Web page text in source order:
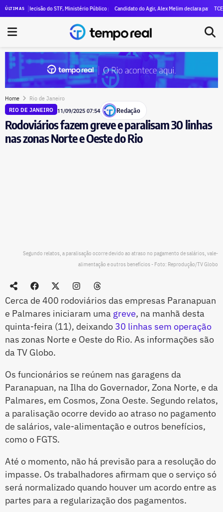
ÚLTIMAS
declara R$ 47 milhões em patrimônio
decisão do STF, Ministério Público pede execução da condenação e da inelegibilidade de
Candidato do Agir, Alex Melim declara patrimônio de
TCE-RJ
Home Rio de Janeiro
RIO DE JANEIRO 11/09/2025 07:54 Redação
Rodoviários fazem greve e paralisam 30 linhas
nas zonas Norte e Oeste do Rio
Segundo relatos, a paralisação ocorre devido ao atraso no pagamento de salários, vale-
alimentação e outros benefícios - Foto: Reprodução/TV Globo
Cerca de 400 rodoviários das empresas Paranapuan
e Palmares iniciaram uma greve, na manhã desta
quinta-feira (11), deixando 30 linhas sem operação
nas zonas Norte e Oeste do Rio. As informações são
da TV Globo.
Os funcionários se reúnem nas garagens da
Paranapuan, na Ilha do Governador, Zona Norte, e da
Palmares, em Cosmos, Zona Oeste. Segundo relatos,
a paralisação ocorre devido ao atraso no pagamento
de salários, vale-alimentação e outros benefícios,
como o FGTS.
Até o momento, não há previsão para a resolução do
impasse. Os trabalhadores afirmam que o serviço só
será normalizado quando houver um acordo entre as
partes para a regularização dos pagamentos.